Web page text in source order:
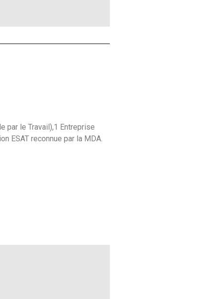
par le Travail),1 Entreprise
ESAT reconnue par la MDA.